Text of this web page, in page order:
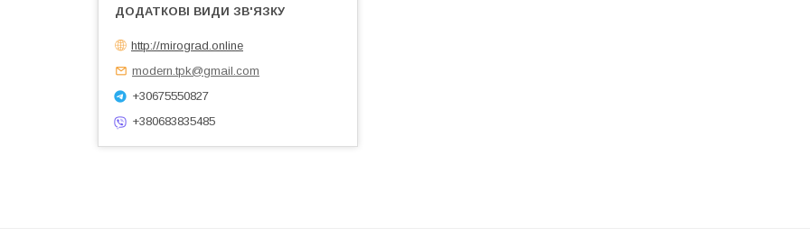
http://mirograd.online
modern.tpk@gmail.com
+30675550827
+380683835485